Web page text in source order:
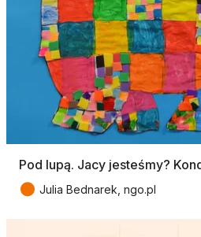
Pod lupą. Jacy jesteśmy?
● Julia Bednarek, ngo.pl